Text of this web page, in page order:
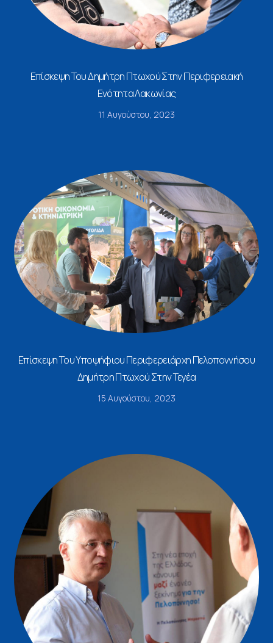
Επίσκεψη Του Δημήτρη Πτωχού Στην Περιφερειακή
Ενότητα Λακωνίας
11 Αυγούστου, 2023
Επίσκεψη Του Υποψήφιου Περιφερειάρχη Πελοποννήσου
Δημήτρη Πτωχού Στην Τεγέα
15 Αυγούστου, 2023